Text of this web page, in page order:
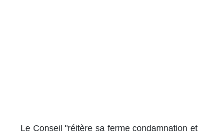
Le Conseil "réitère sa ferme condamnation et